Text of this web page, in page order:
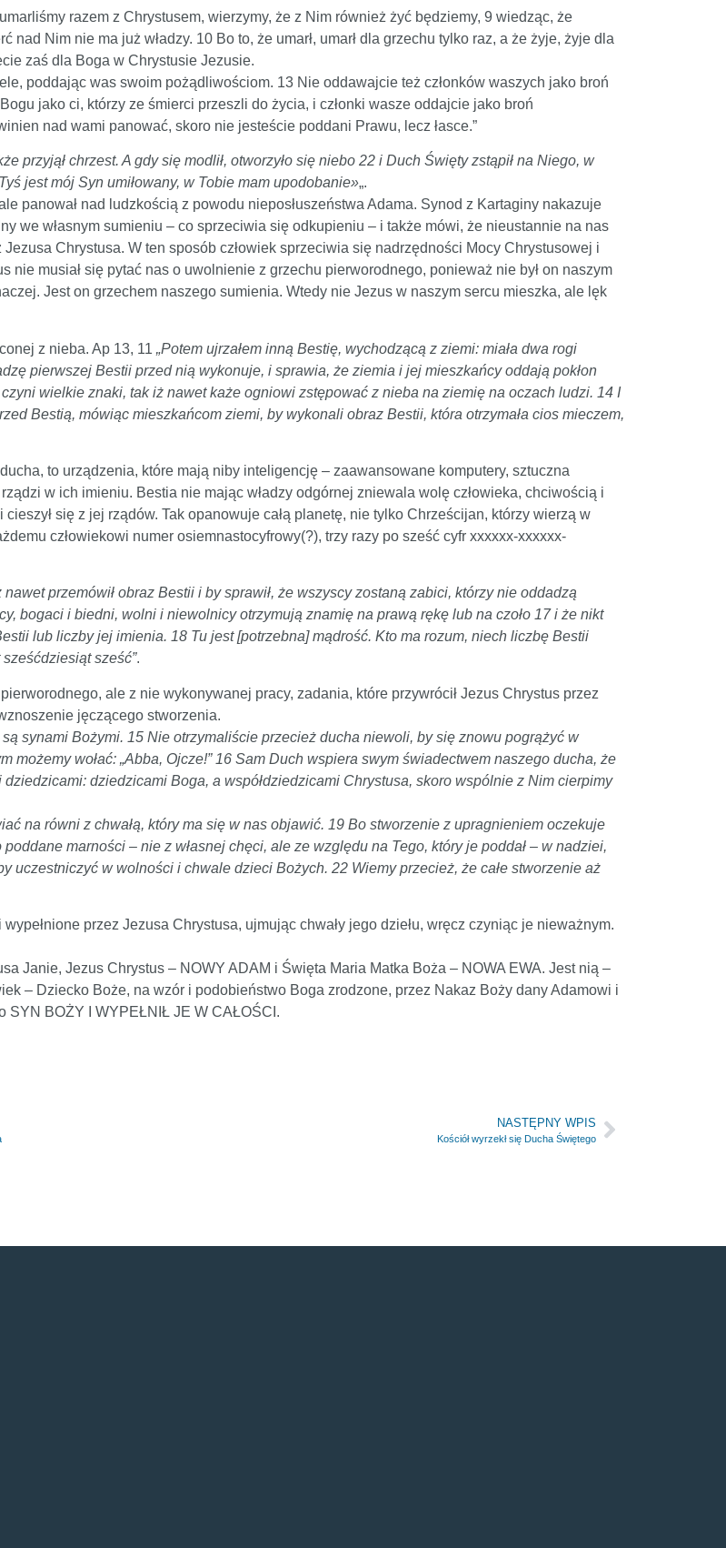
razem z Chrystusem, wierzymy, że z Nim również żyć będziemy, 9 wiedząc, że
Nim nie ma już władzy. 10 Bo to, że umarł, umarł dla grzechu tylko raz, a że żyje, żyje dla
zaś dla Boga w Chrystusie Jezusie.
poddając was swoim pożądliwościom. 13 Nie oddawajcie też członków waszych jako broń
jako ci, którzy ze śmierci przeszli do życia, i członki wasze oddajcie jako broń
nad wami panować, skoro nie jesteście poddani Prawu, lecz łasce.”
przyjął chrzest. A gdy się modlił, otworzyło się niebo 22 i Duch Święty zstąpił na Niego, w
jest mój Syn umiłowany, w Tobie mam upodobanie»„.
panował nad ludzkością z powodu nieposłuszeństwa Adama. Synod z Kartaginy nakazuje
we własnym sumieniu – co sprzeciwia się odkupieniu – i także mówi, że nieustannie na nas
Chrystusa. W ten sposób człowiek sprzeciwia się nadrzędności Mocy Chrystusowej i
musiał się pytać nas o uwolnienie z grzechu pierworodnego, ponieważ nie był on naszym
Jest on grzechem naszego sumienia. Wtedy nie Jezus w naszym sercu mieszka, ale lęk
z nieba. Ap 13, 11 „Potem ujrzałem inną Bestię, wychodzącą z ziemi: miała dwa rogi
pierwszej Bestii przed nią wykonuje, i sprawia, że ziemia i jej mieszkańcy oddają pokłon
wielkie znaki, tak iż nawet każe ogniowi zstępować z nieba na ziemię na oczach ludzi. 14 I
Bestią, mówiąc mieszkańcom ziemi, by wykonali obraz Bestii, która otrzymała cios mieczem,
to urządzenia, które mają niby inteligencję – zaawansowane komputery, sztuczna
w ich imieniu. Bestia nie mając władzy odgórnej zniewala wolę człowieka, chciwością i
się z jej rządów. Tak opanowuje całą planetę, nie tylko Chrześcijan, którzy wierzą w
człowiekowi numer osiemnastocyfrowy(?), trzy razy po sześć cyfr xxxxxx-xxxxxx-
przemówił obraz Bestii i by sprawił, że wszyscy zostaną zabici, którzy nie oddadzą
bogaci i biedni, wolni i niewolnicy otrzymują znamię na prawą rękę lub na czoło 17 i że nikt
lub liczby jej imienia. 18 Tu jest [potrzebna] mądrość. Kto ma rozum, niech liczbę Bestii
sześć”.
ale z nie wykonywanej pracy, zadania, które przywrócił Jezus Chrystus przez
jęczącego stworzenia.
synami Bożymi. 15 Nie otrzymaliście przecież ducha niewoli, by się znowu pogrążyć w
wołać: „Abba, Ojcze!” 16 Sam Duch wspiera swym świadectwem naszego ducha, że
dziedzicami Boga, a współdziedzicami Chrystusa, skoro wspólnie z Nim cierpimy
na równi z chwałą, który ma się w nas objawić. 19 Bo stworzenie z upragnieniem oczekuje
marności – nie z własnej chęci, ale ze względu na Tego, który je poddał – w nadziei,
uczestniczyć w wolności i chwale dzieci Bożych. 22 Wiemy przecież, że całe stworzenie aż
przez Jezusa Chrystusa, ujmując chwały jego dziełu, wręcz czyniąc je nieważnym.
Janie, Jezus Chrystus – NOWY ADAM i Święta Maria Matka Boża – NOWA EWA. Jest nią –
– Dziecko Boże, na wzór i podobieństwo Boga zrodzone, przez Nakaz Boży dany Adamowi i
SYN BOŻY I WYPEŁNIŁ JE W CAŁOŚCI.
NASTĘPNY WPIS
Kościół wyrzekł się Ducha Świętego